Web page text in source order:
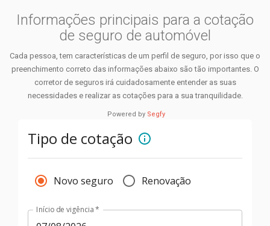
Informações principais para a cotação
de seguro de automóvel
Cada pessoa, tem características de um perfil de seguro, por isso que o
preenchimento correto das informações abaixo são tão importantes. O
corretor de seguros irá cuidadosamente entender as suas
necessidades e realizar as cotações para a sua tranquilidade.
Powered by Segfy